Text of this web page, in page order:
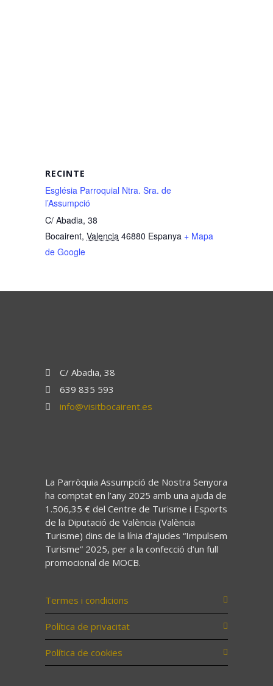
RECINTE
Església Parroquial Ntra. Sra. de
l’Assumpció
C/ Abadia, 38
Bocairent, Valencia 46880 Espanya + Mapa
de Google
C/ Abadia, 38
639 835 593
info@visitbocairent.es
La Parròquia Assumpció de Nostra Senyora
ha comptat en l’any 2025 amb una ajuda de
1.506,35 € del Centre de Turisme i Esports
de la Diputació de València (València
Turisme) dins de la línia d’ajudes “Impulsem
Turisme” 2025, per a la confecció d’un full
promocional de MOCB.
Termes i condicions
Política de privacitat
Política de cookies